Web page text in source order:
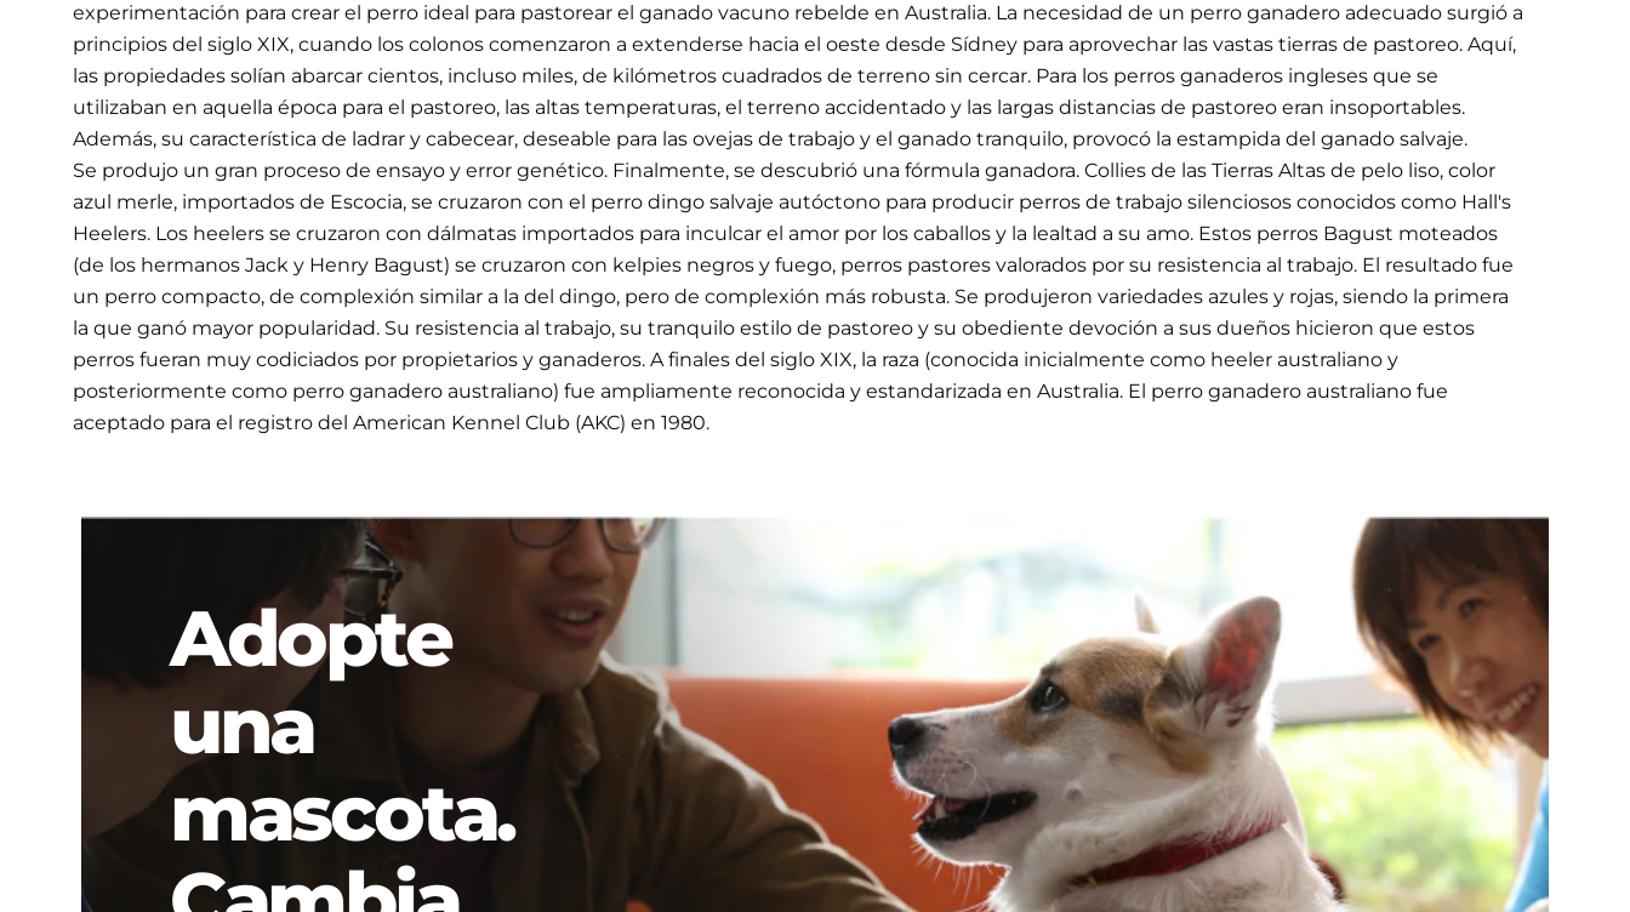
experimentación para crear el perro ideal para pastorear el ganado vacuno rebelde en Australia. La necesidad de un perro ganadero adecuado surgió a
principios del siglo XIX, cuando los colonos comenzaron a extenderse hacia el oeste desde Sídney para aprovechar las vastas tierras de pastoreo. Aquí,
las propiedades solían abarcar cientos, incluso miles, de kilómetros cuadrados de terreno sin cercar. Para los perros ganaderos ingleses que se
utilizaban en aquella época para el pastoreo, las altas temperaturas, el terreno accidentado y las largas distancias de pastoreo eran insoportables.
Además, su característica de ladrar y cabecear, deseable para las ovejas de trabajo y el ganado tranquilo, provocó la estampida del ganado salvaje.
Se produjo un gran proceso de ensayo y error genético. Finalmente, se descubrió una fórmula ganadora. Collies de las Tierras Altas de pelo liso, color
azul merle, importados de Escocia, se cruzaron con el perro dingo salvaje autóctono para producir perros de trabajo silenciosos conocidos como Hall's
Heelers. Los heelers se cruzaron con dálmatas importados para inculcar el amor por los caballos y la lealtad a su amo. Estos perros Bagust moteados
(de los hermanos Jack y Henry Bagust) se cruzaron con kelpies negros y fuego, perros pastores valorados por su resistencia al trabajo. El resultado fue
un perro compacto, de complexión similar a la del dingo, pero de complexión más robusta. Se produjeron variedades azules y rojas, siendo la primera
la que ganó mayor popularidad. Su resistencia al trabajo, su tranquilo estilo de pastoreo y su obediente devoción a sus dueños hicieron que estos
perros fueran muy codiciados por propietarios y ganaderos. A finales del siglo XIX, la raza (conocida inicialmente como heeler australiano y
posteriormente como perro ganadero australiano) fue ampliamente reconocida y estandarizada en Australia. El perro ganadero australiano fue
aceptado para el registro del American Kennel Club (AKC) en 1980.
Adopte
una
mascota.